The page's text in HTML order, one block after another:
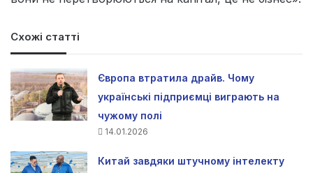
Схожі статті
Європа втратила драйв. Чому
українські підприємці виграють на
чужому полі
14.01.2026
Китай завдяки штучному інтелекту